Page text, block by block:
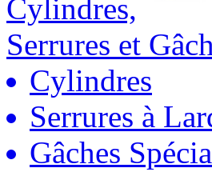
Cylindres,
Serrures et
Cylindres
Serrures à
Gâches